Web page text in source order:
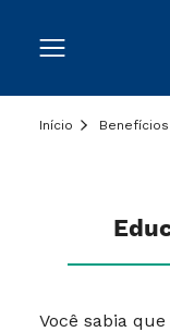
Início Benefícios
Você sabia